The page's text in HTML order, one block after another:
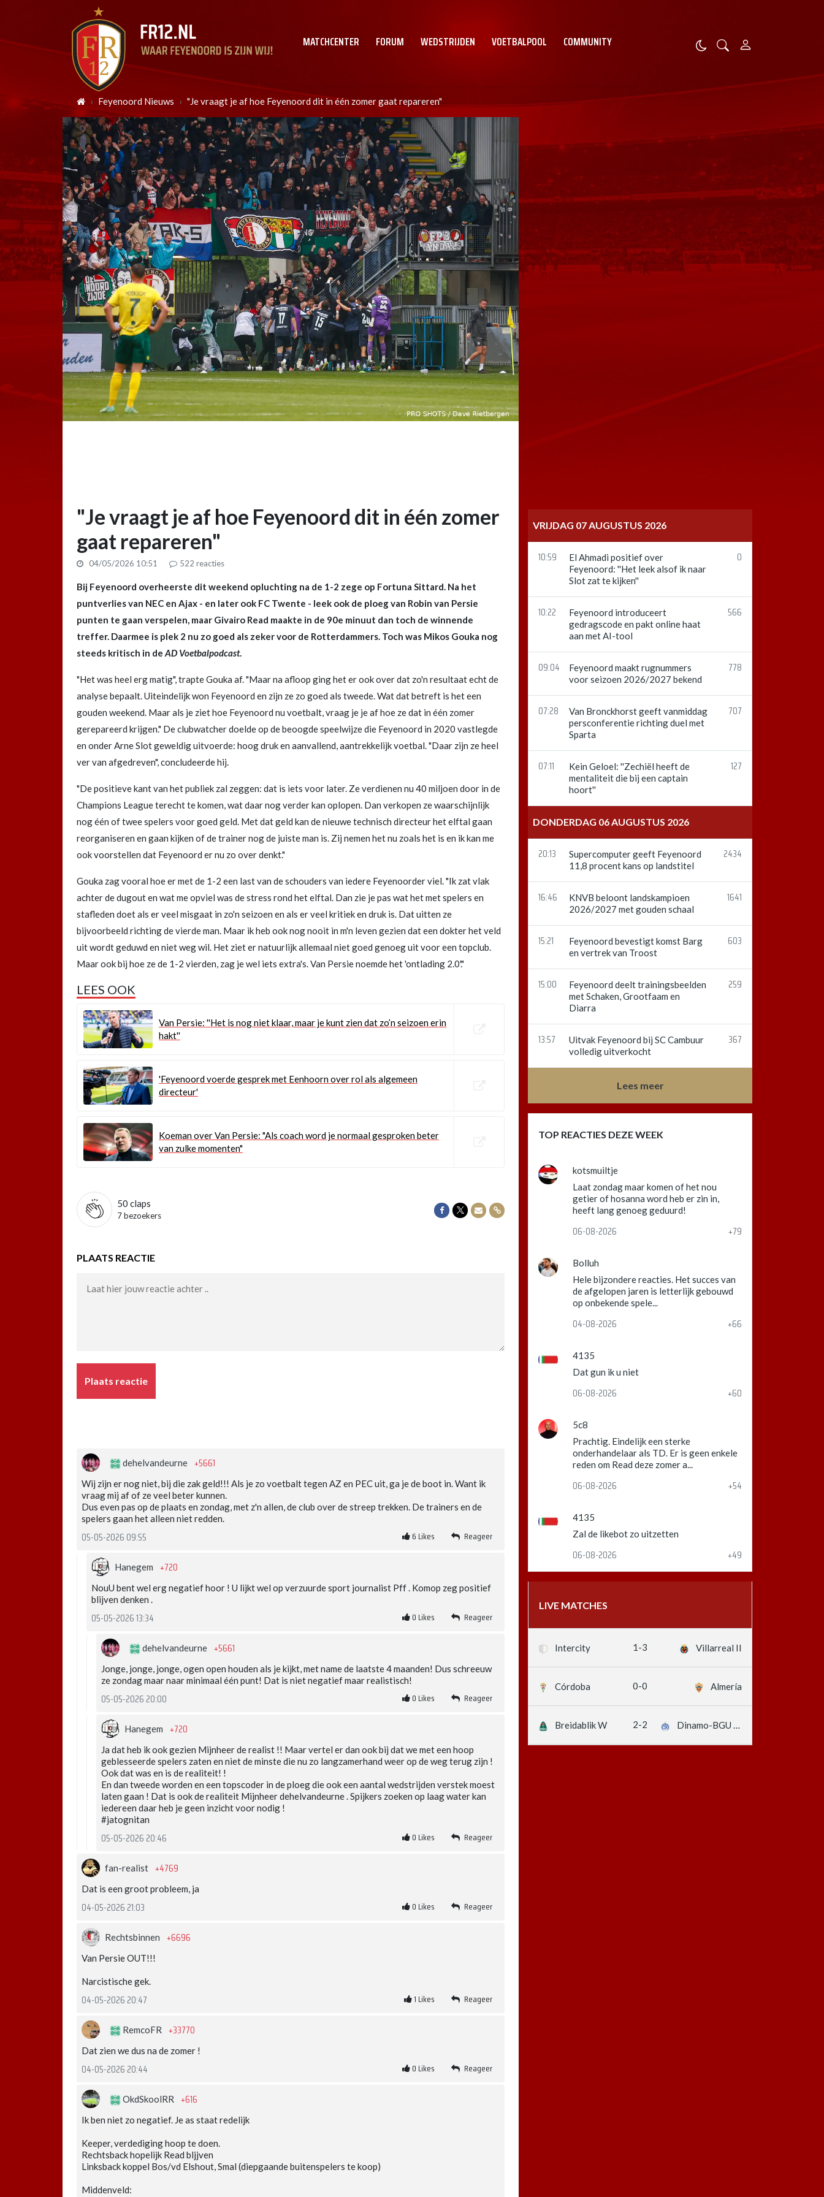
MATCHCENTER FORUM WEDSTRIJDEN VOETBALPOOL COMMUNITY
Feyenoord Nieuws "Je vraagt je af hoe Feyenoord dit in één zomer gaat repareren"
"Je vraagt je af hoe Feyenoord dit in één zomer
gaat repareren"
04/05/2026 10:51 522 reacties
Bij Feyenoord overheerste dit weekend opluchting na de 1-2 zege op Fortuna Sittard. Na het
puntverlies van NEC en Ajax - en later ook FC Twente - leek ook de ploeg van Robin van Persie
punten te gaan verspelen, maar Givairo Read maakte in de 90e minuut dan toch de winnende
treffer. Daarmee is plek 2 nu zo goed als zeker voor de Rotterdammers. Toch was Mikos Gouka nog
steeds kritisch in de AD Voetbalpodcast.
"Het was heel erg matig", trapte Gouka af. "Maar na afloop ging het er ook over dat zo'n resultaat echt de
analyse bepaalt. Uiteindelijk won Feyenoord en zijn ze zo goed als tweede. Wat dat betreft is het een
gouden weekend. Maar als je ziet hoe Feyenoord nu voetbalt, vraag je je af hoe ze dat in één zomer
gerepareerd krijgen." De clubwatcher doelde op de beoogde speelwijze die Feyenoord in 2020 vastlegde
en onder Arne Slot geweldig uitvoerde: hoog druk en aanvallend, aantrekkelijk voetbal. "Daar zijn ze heel
ver van afgedreven", concludeerde hij.
"De positieve kant van het publiek zal zeggen: dat is iets voor later. Ze verdienen nu 40 miljoen door in de
Champions League terecht te komen, wat daar nog verder kan oplopen. Dan verkopen ze waarschijnlijk
nog één of twee spelers voor goed geld. Met dat geld kan de nieuwe technisch directeur het elftal gaan
reorganiseren en gaan kijken of de trainer nog de juiste man is. Zij nemen het nu zoals het is en ik kan me
ook voorstellen dat Feyenoord er nu zo over denkt."
Gouka zag vooral hoe er met de 1-2 een last van de schouders van iedere Feyenoorder viel. "Ik zat vlak
achter de dugout en wat me opviel was de stress rond het elftal. Dan zie je pas wat het met spelers en
stafleden doet als er veel misgaat in zo'n seizoen en als er veel kritiek en druk is. Dat uitten ze
bijvoorbeeld richting de vierde man. Maar ik heb ook nog nooit in m'n leven gezien dat een dokter het veld
uit wordt geduwd en niet weg wil. Het ziet er natuurlijk allemaal niet goed genoeg uit voor een topclub.
Maar ook bij hoe ze de 1-2 vierden, zag je wel iets extra's. Van Persie noemde het 'ontlading 2.0'."
LEES OOK
Van Persie: ''Het is nog niet klaar, maar je kunt zien dat zo’n seizoen erin
hakt''
'Feyenoord voerde gesprek met Eenhoorn over rol als algemeen
directeur'
Koeman over Van Persie: "Als coach word je normaal gesproken beter
van zulke momenten"
50 claps
7 bezoekers
Delen op Facebook
Delen op Twitter
Delen via Mail
Delen via link
PLAATS REACTIE
Plaats reactie
dehelvandeurne +5661
Wij zijn er nog niet, bij die zak geld!!! Als je zo voetbalt tegen AZ en PEC uit, ga je de boot in. Want ik
vraag mij af of ze veel beter kunnen.
Dus even pas op de plaats en zondag, met z'n allen, de club over de streep trekken. De trainers en de
spelers gaan het alleen niet redden.
05-05-2026 09:55 6 Likes Reageer
Hanegem +720
NouU bent wel erg negatief hoor ! U lijkt wel op verzuurde sport journalist Pff . Komop zeg positief
blijven denken .
05-05-2026 13:34 0 Likes Reageer
dehelvandeurne +5661
Jonge, jonge, jonge, ogen open houden als je kijkt, met name de laatste 4 maanden! Dus schreeuw
ze zondag maar naar minimaal één punt! Dat is niet negatief maar realistisch!
05-05-2026 20:00 0 Likes Reageer
Hanegem +720
Ja dat heb ik ook gezien Mijnheer de realist !! Maar vertel er dan ook bij dat we met een hoop
geblesseerde spelers zaten en niet de minste die nu zo langzamerhand weer op de weg terug zijn !
Ook dat was en is de realiteit! !
En dan tweede worden en een topscoder in de ploeg die ook een aantal wedstrijden verstek moest
laten gaan ! Dat is ook de realiteit Mijnheer dehelvandeurne . Spijkers zoeken op laag water kan
iedereen daar heb je geen inzicht voor nodig !
#jatognitan
05-05-2026 20:46 0 Likes Reageer
fan-realist +4769
Dat is een groot probleem, ja
04-05-2026 21:03 0 Likes Reageer
Rechtsbinnen +6696
Van Persie OUT!!!
Narcistische gek.
04-05-2026 20:47 1 Likes Reageer
RemcoFR +33770
Dat zien we dus na de zomer !
04-05-2026 20:44 0 Likes Reageer
OkdSkoolRR +616
Ik ben niet zo negatief. Je as staat redelijk
Keeper, verdediging hoop te doen.
Rechtsback hopelijk Read bljjven
Linksback koppel Bos/vd Elshout, Smal (diepgaande buitenspelers te koop)
Middenveld:
VRIJDAG 07 AUGUSTUS 2026
10:59
El Ahmadi positief over
Feyenoord: ''Het leek alsof ik naar
Slot zat te kijken''
0
10:22
Feyenoord introduceert
gedragscode en pakt online haat
aan met AI-tool
566
09:04
Feyenoord maakt rugnummers
voor seizoen 2026/2027 bekend
778
07:28
Van Bronckhorst geeft vanmiddag
persconferentie richting duel met
Sparta
707
07:11
Kein Geloel: ''Zechiël heeft de
mentaliteit die bij een captain
hoort''
127
DONDERDAG 06 AUGUSTUS 2026
20:13
Supercomputer geeft Feyenoord
11,8 procent kans op landstitel
2434
16:46
KNVB beloont landskampioen
2026/2027 met gouden schaal
1641
15:21
Feyenoord bevestigt komst Barg
en vertrek van Troost
603
15:00
Feyenoord deelt trainingsbeelden
met Schaken, Grootfaam en
Diarra
259
13:57
Uitvak Feyenoord bij SC Cambuur
volledig uitverkocht
367
Lees meer
TOP REACTIES DEZE WEEK
kotsmuiltje
Laat zondag maar komen of het nou
getier of hosanna word heb er zin in,
heeft lang genoeg geduurd!
06-08-2026 +79
Bolluh
Hele bijzondere reacties. Het succes van
de afgelopen jaren is letterlijk gebouwd
op onbekende spele...
04-08-2026 +66
4135
Dat gun ik u niet
06-08-2026 +60
5c8
Prachtig. Eindelijk een sterke
onderhandelaar als TD. Er is geen enkele
reden om Read deze zomer a...
06-08-2026 +54
4135
Zal de likebot zo uitzetten
06-08-2026 +49
LIVE MATCHES
Intercity 1-3 Villarreal II
Córdoba 0-0 Almería
Breidablik W 2-2 Dinamo-BGU W